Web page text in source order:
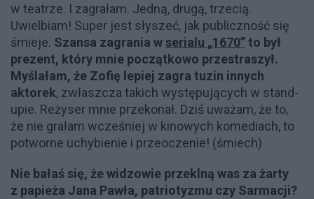
w teatrze. I zagrałam. Jedną, drugą, trzecią.
Uwielbiam! Super jest słyszeć, jak publiczność się
śmieje. Szansa zagrania w serialu „1670”to był
prezent, który mnie początkowo przestraszył.
Myślałam, że Zofię lepiej zagra tuzin innych
aktorek, zwłaszcza takich występujących w stand-
upie. Reżyser mnie przekonał. Dziś uważam, że to,
że nie grałam wcześniej w kinowych komediach, to
potworne uchybienie i przeoczenie! (śmiech)
Nie bałaś się, że widzowie przeklną was za żarty
z papieża Jana Pawła, patriotyzmu czy Sarmacji?